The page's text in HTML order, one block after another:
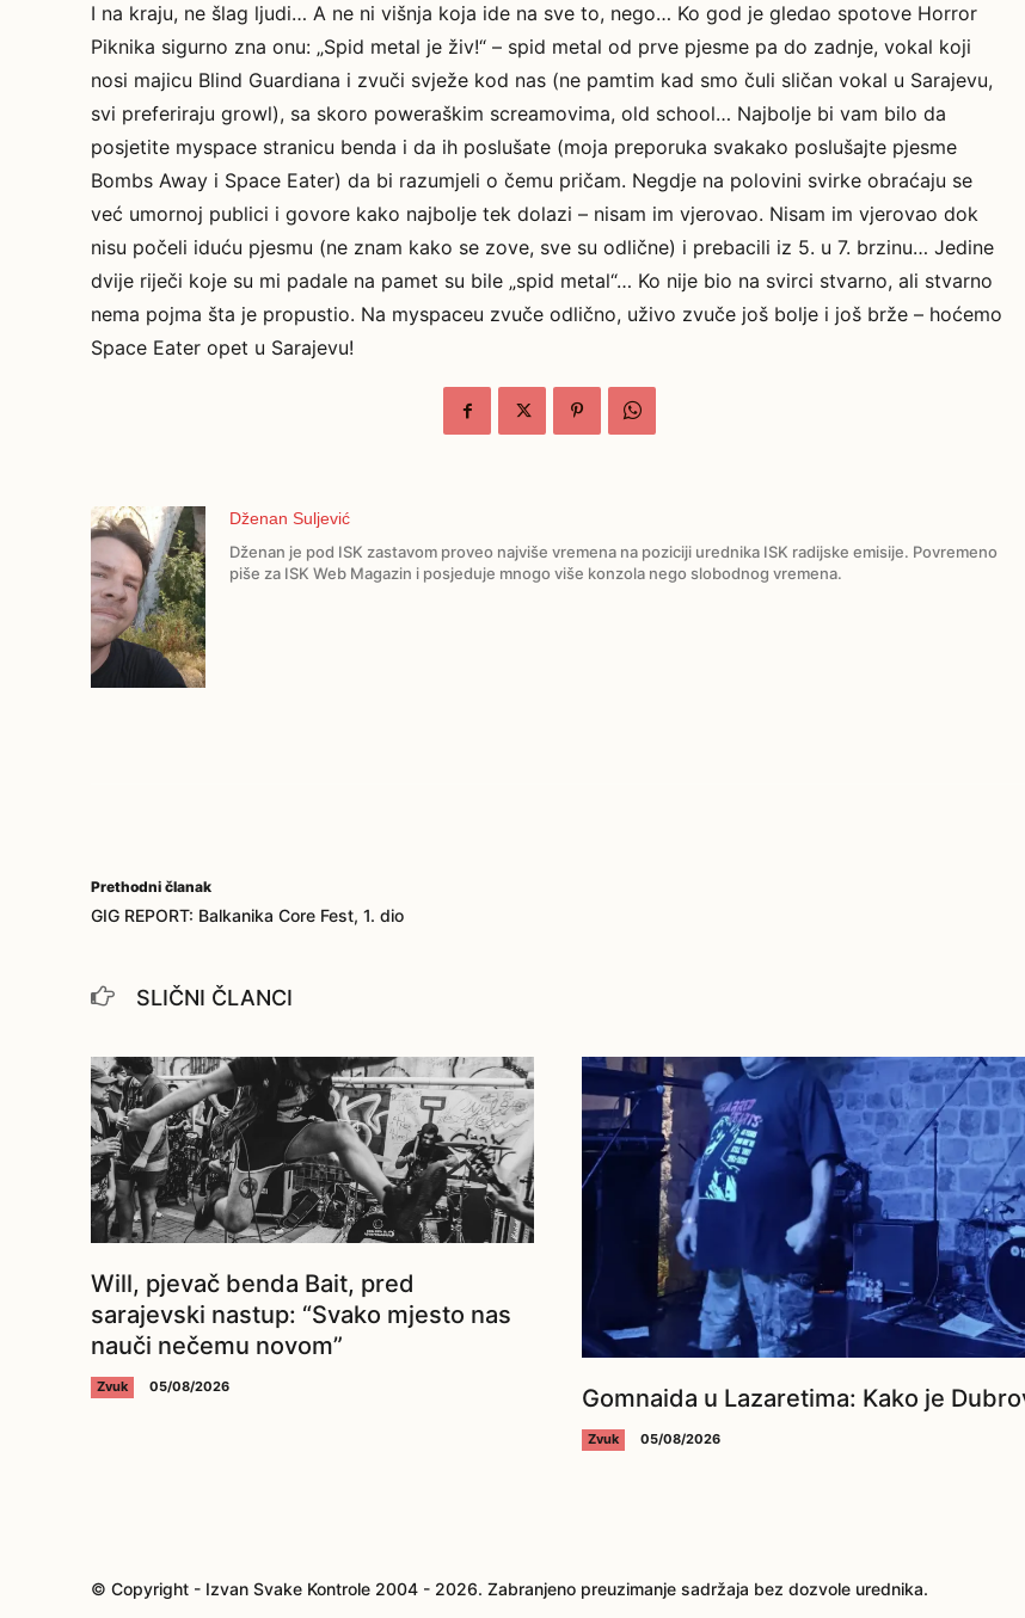
I na kraju, ne šlag ljudi… A ne ni višnja koja ide na sve to, nego… Ko god je gledao spotove Horror
Piknika sigurno zna onu: „Spid metal je živ!“ – spid metal od prve pjesme pa do zadnje, vokal koji
nosi majicu Blind Guardiana i zvuči svježe kod nas (ne pamtim kad smo čuli sličan vokal u Sarajevu,
svi preferiraju growl), sa skoro poweraškim screamovima, old school… Najbolje bi vam bilo da
posjetite myspace stranicu benda i da ih poslušate (moja preporuka svakako poslušajte pjesme
Bombs Away i Space Eater) da bi razumjeli o čemu pričam. Negdje na polovini svirke obraćaju se
već umornoj publici i govore kako najbolje tek dolazi – nisam im vjerovao. Nisam im vjerovao dok
nisu počeli iduću pjesmu (ne znam kako se zove, sve su odlične) i prebacili iz 5. u 7. brzinu… Jedine
dvije riječi koje su mi padale na pamet su bile „spid metal“… Ko nije bio na svirci stvarno, ali stvarno
nema pojma šta je propustio. Na myspaceu zvuče odlično, uživo zvuče još bolje i još brže – hoćemo
Space Eater opet u Sarajevu!
Dženan Suljević
Dženan je pod ISK zastavom proveo najviše vremena na poziciji urednika ISK radijske emisije. Povremeno
piše za ISK Web Magazin i posjeduje mnogo više konzola nego slobodnog vremena.
Prethodni članak
GIG REPORT: Balkanika Core Fest, 1. dio
SLIČNI ČLANCI
Will, pjevač benda Bait, pred
sarajevski nastup: “Svako mjesto nas
nauči nečemu novom”
Zvuk 05/08/2026 Gomnaida u Lazaretima: Kako je
Zvuk 05/08/2026
© Copyright - Izvan Svake Kontrole 2004 - 2026. Zabranjeno preuzimanje sadržaja bez dozvole urednika.